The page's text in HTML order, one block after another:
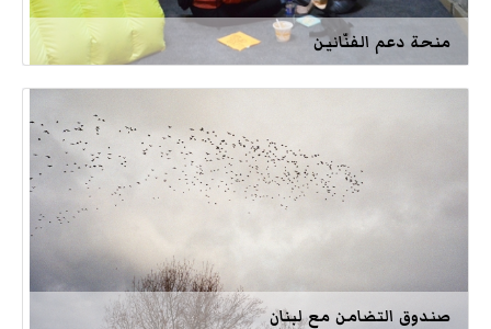
منحة دعم الفنّانين
صندوق التضامن مع لبنان